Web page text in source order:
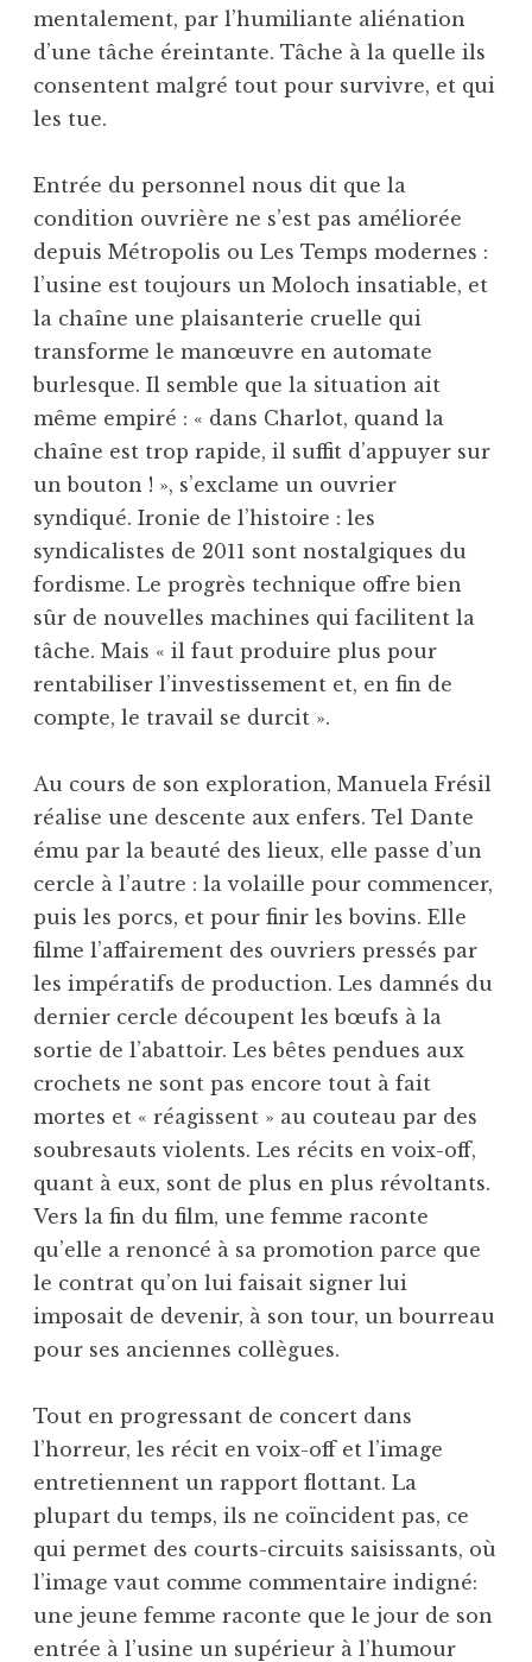
mentalement, par l’humiliante aliénation
d’une tâche éreintante. Tâche à la­ quelle ils
consentent malgré tout pour survivre, et qui
les tue.
Entrée du personnel nous dit que la
condition ouvrière ne s’est pas améliorée
depuis Métropolis ou Les Temps modernes :
l’usine est toujours un Moloch insatiable, et
la chaîne une plaisanterie cruelle qui
transforme le manœuvre en automate
burlesque. Il semble que la situation ait
même empiré : « dans Charlot, quand la
chaîne est trop rapide, il suffit d’appuyer sur
un bouton ! », s’exclame un ouvrier
syndiqué. Ironie de l’histoire : les
syndicalistes de 2011 sont nostalgiques du
fordisme. Le progrès technique offre bien
sûr de nouvelles machines qui facilitent la
tâche. Mais « il faut produire plus pour
rentabiliser l’investissement et, en fin de
compte, le travail se durcit ».
Au cours de son exploration, Manuela Frésil
réalise une descente aux enfers. Tel Dante
ému par la beauté des lieux, elle passe d’un
cercle à l’autre : la volaille pour commencer,
puis les porcs, et pour finir les bovins. Elle
filme l’affairement des ouvriers pressés par
les impératifs de production. Les damnés du
dernier cercle découpent les bœufs à la
sortie de l’abattoir. Les bêtes pendues aux
crochets ne sont pas encore tout à fait
mortes et « réagissent » au couteau par des
soubresauts violents. Les récits en voix-off,
quant à eux, sont de plus en plus révoltants.
Vers la fin du film, une femme raconte
qu’elle a renoncé à sa promotion parce que
le contrat qu’on lui faisait signer lui
imposait de devenir, à son tour, un bourreau
pour ses anciennes collègues.
Tout en progressant de concert dans
l’horreur, les récit en voix-off et l’image
entretiennent un rapport flottant. La
plupart du temps, ils ne coïncident pas, ce
qui permet des courts-circuits saisissants, où
l’image vaut comme commentaire indigné:
une jeune femme raconte que le jour de son
entrée à l’usine un supérieur à l’humour